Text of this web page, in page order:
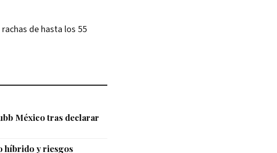
de hasta los 55
México tras declarar
híbrido y riesgos